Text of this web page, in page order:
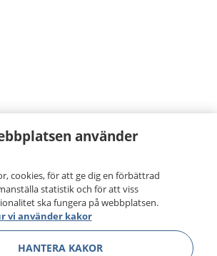
använder
cookies, för att ge dig en förbättrad
statistik och för att viss
ska fungera på webbplatsen.
vi använder kakor
HANTERA KAKOR